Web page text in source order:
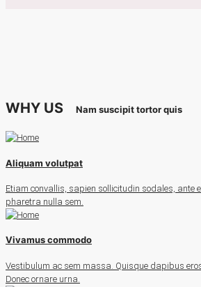
WHY US Nam suscipit tortor quis
Aliquam volutpat
Etiam convallis, sapien sollicitudin sodales, ante
pharetra nulla sem.
Vivamus commodo
Vestibulum ac sem massa. Quisque dapibus
Donec ornare urna.